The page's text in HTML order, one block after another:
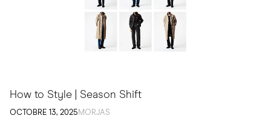
How to Style | Season Shift
OCTOBRE 13, 2025 MORJAS